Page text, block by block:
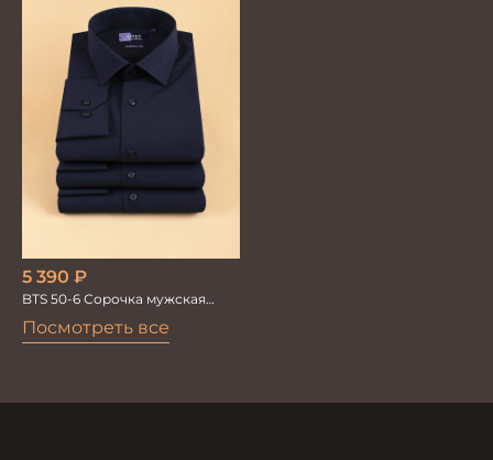
Посмотреть все
5 390 ₽
BTS 50-6 Сорочка мужская
т.синия